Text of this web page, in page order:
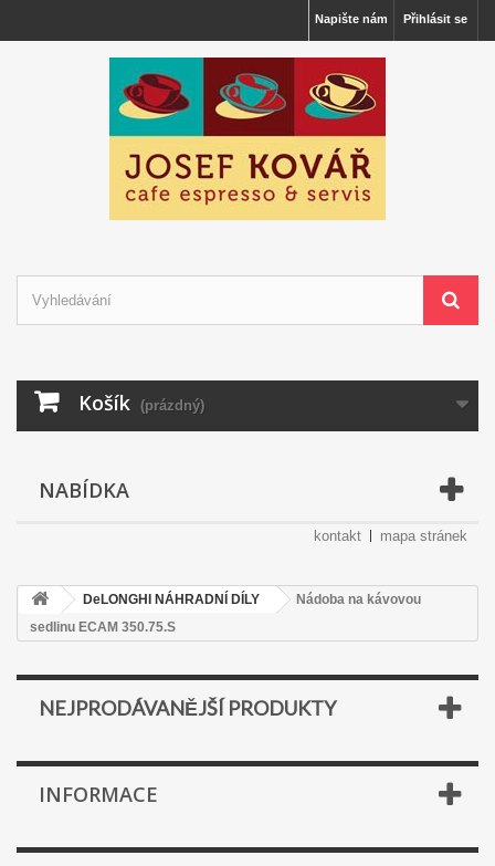
Přihlásit se
Napište nám
Košík (prázdný)
NABÍDKA
kontakt mapa stránek
DeLONGHI NÁHRADNÍ DÍLY
Nádoba na kávovou
sedlinu ECAM 350.75.S
NEJPRODÁVANĚJŠÍ PRODUKTY
INFORMACE